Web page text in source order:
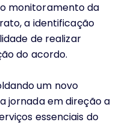
monitoramento da
a identificação
de realizar
do acordo.
um novo
jornada em direção a
essenciais do